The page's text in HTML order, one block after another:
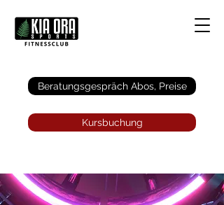
Beratungsgespräch Abos, Preise
Kursbuchung